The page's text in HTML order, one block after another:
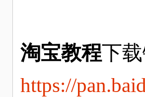
淘宝教程下
https://